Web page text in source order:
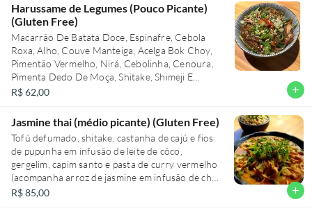
Harussame de Legumes (Pouco Picante)
(Gluten Free)
Macarrão De Batata Doce, Espinafre, Cebola
Roxa, Alho, Couve Manteiga, Acelga Bok Choy,
Pimentão Vermelho, Nirá, Cebolinha, Cenoura,
Pimenta Dedo De Moça, Shitake, Shimeji E
Gengibre Ralado
R$ 62,00 add
Jasmine thai (médio picante) (Gluten Free)
Tofú defumado, shitake, castanha de cajú e fios
de pupunha em infusão de leite de côco,
gergelim, capim santo e pasta de curry vermelho
(acompanha arroz de jasmine em infusão de chá
de jasmin)
R$ 85,00 add